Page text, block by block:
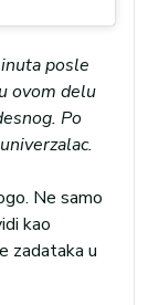
posle
ovom delu
Po
Ne samo
kao
zadataka u